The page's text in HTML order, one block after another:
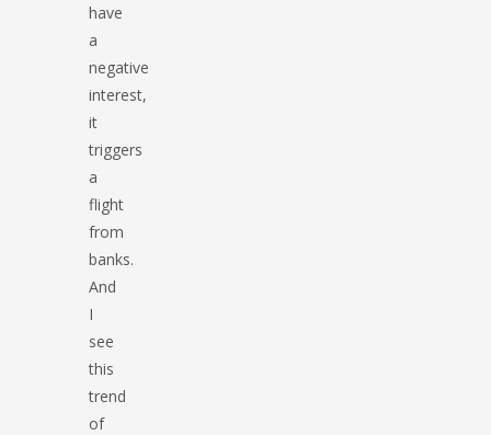
have
a
negative
interest,
it
triggers
a
flight
from
banks.
And
I
see
this
trend
of